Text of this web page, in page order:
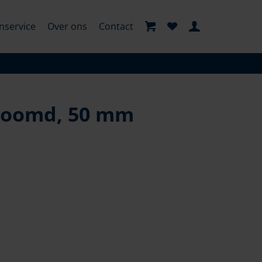
Over ons Contact
50 mm